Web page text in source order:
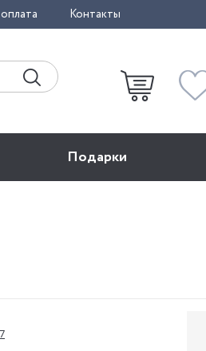
Контакты
Подарки